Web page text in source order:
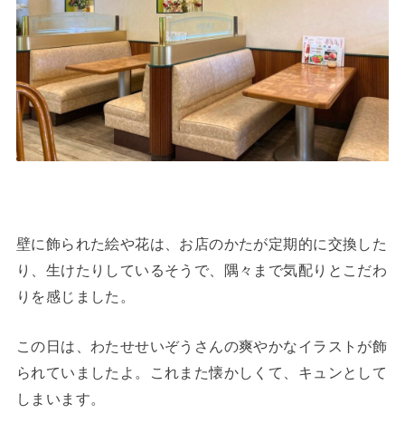
壁に飾られた絵や花は、お店のかたが定期的に交換した
り、生けたりしているそうで、隅々まで気配りとこだわ
りを感じました。
この日は、わたせせいぞうさんの爽やかなイラストが飾
られていましたよ。これまた懐かしくて、キュンとして
しまいます。